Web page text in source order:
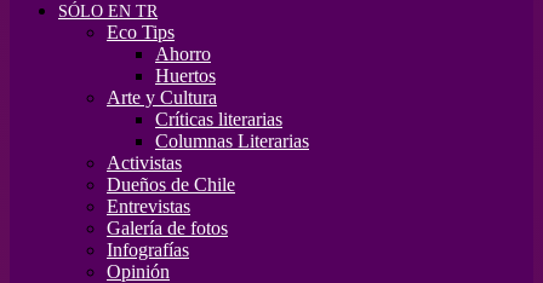
SÓLO EN TR
Eco Tips
Ahorro
Huertos
Arte y Cultura
Críticas literarias
Columnas Literarias
Activistas
Dueños de Chile
Entrevistas
Galería de fotos
Infografías
Opinión